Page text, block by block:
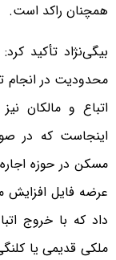
همچنان راکد است.
بیگی‌نژاد تأکید
محدودیت در انجام
اتباع و مالکان
اینجاست که در
مسکن در حوزه
داد که با خروج
ملکی قدیمی یا